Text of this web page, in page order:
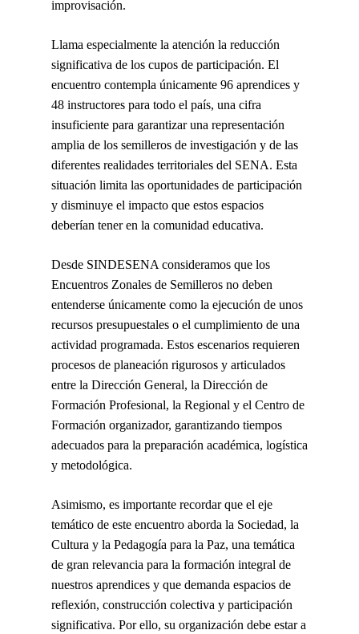
improvisación.
Llama especialmente la atención la reducción
significativa de los cupos de participación. El
encuentro contempla únicamente 96 aprendices y
48 instructores para todo el país, una cifra
insuficiente para garantizar una representación
amplia de los semilleros de investigación y de las
diferentes realidades territoriales del SENA. Esta
situación limita las oportunidades de participación
y disminuye el impacto que estos espacios
deberían tener en la comunidad educativa.
Desde SINDESENA consideramos que los
Encuentros Zonales de Semilleros no deben
entenderse únicamente como la ejecución de unos
recursos presupuestales o el cumplimiento de una
actividad programada. Estos escenarios requieren
procesos de planeación rigurosos y articulados
entre la Dirección General, la Dirección de
Formación Profesional, la Regional y el Centro de
Formación organizador, garantizando tiempos
adecuados para la preparación académica, logística
y metodológica.
Asimismo, es importante recordar que el eje
temático de este encuentro aborda la Sociedad, la
Cultura y la Pedagogía para la Paz, una temática
de gran relevancia para la formación integral de
nuestros aprendices y que demanda espacios de
reflexión, construcción colectiva y participación
significativa. Por ello, su organización debe estar a